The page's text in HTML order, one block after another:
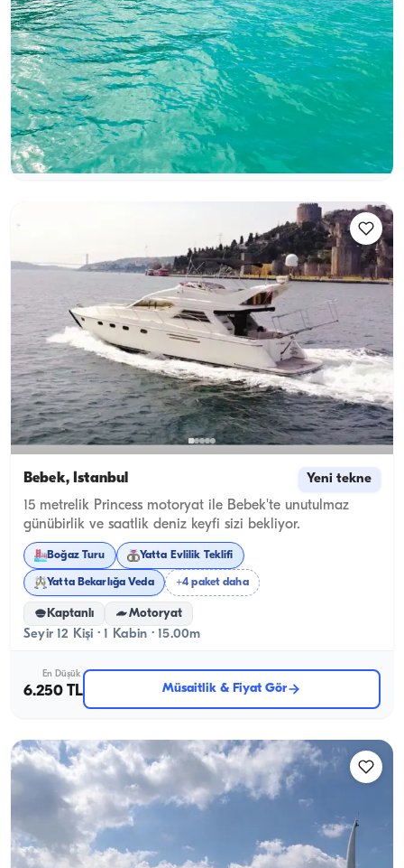
Günbatımı Turu Boğaz Turu Yatta Doğum Günü
+4 paket daha
Kaptanlı Motoryat
Seyir 12 Kişi · 18.00m
En Düşük
5.000 TL Müsaitlik & Fiyat Gör
Bebek, İstanbul Yeni tekne
15 metrelik Princess motoryat ile Bebek'te unutulmaz
günübirlik ve saatlik deniz keyfi sizi bekliyor.
Boğaz Turu Yatta Evlilik Teklifi
Yatta Bekarlığa Veda +4 paket daha
Kaptanlı Motoryat
Seyir 12 Kişi · 1 Kabin · 15.00m
En Düşük
6.250 TL Müsaitlik & Fiyat Gör